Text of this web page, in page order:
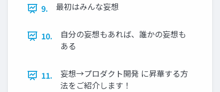
9. 最初はみんな妄想
10.
自分の妄想もあれば、誰かの妄想も
ある
11.
妄想→プロダクト開発 に昇華する方
法をご紹介します！